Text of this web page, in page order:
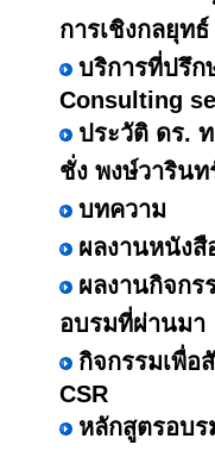
การเชิงกลยุทธ์
บริการที่ปรึก
Consulting
ประวัติ ดร.
ชั่ง พงษ์วารินท
บทความ
ผลงานหนังสื
ผลงานกิจกร
อบรมที่ผ่านมา
กิจกรรมเพื่อ
CSR
หลักสูตรอบร